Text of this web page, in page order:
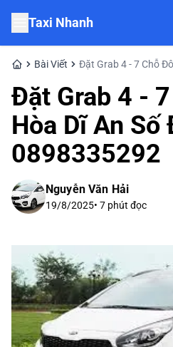
Taxi Nhanh
Bài Viết Đặt Grab 4 - 7 Chỗ
Đặt Grab 4 -
Hòa Dĩ An Số
0898335292
Nguyễn Văn Hải
19/8/2025• 7 phút đọc